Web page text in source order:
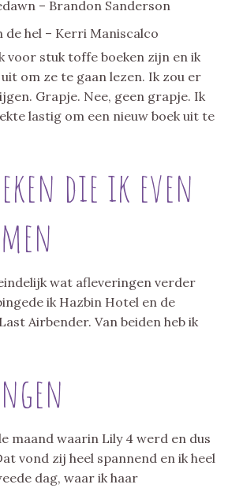
– Brandon Sanderson
de hel – Kerri Maniscalco
voor stuk toffe boeken zijn en ik
om ze te gaan lezen. Ik zou er
Grapje. Nee, geen grapje. Ik
lastig om een nieuw boek uit te
die ik even
wat afleveringen verder
ik Hazbin Hotel en de
Airbender. Van beiden heb ik
maand waarin Lily 4 werd en dus
vond zij heel spannend en ik heel
dag, waar ik haar